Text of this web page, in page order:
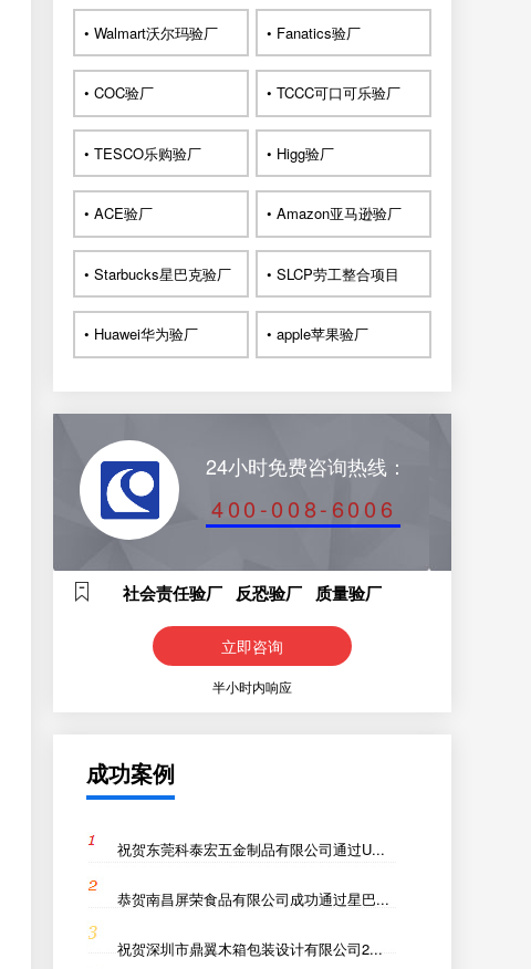
• Walmart沃尔玛验厂 • Fanatics验厂
• COC验厂 • TCCC可口可乐验厂
• TESCO乐购验厂 • Higg验厂
• ACE验厂 • Amazon亚马逊验厂
• Starbucks星巴克验厂 • SLCP劳工整合项目
• Huawei华为验厂 • apple苹果验厂
24小时免费咨询热线：
400-008-6006
社会责任验厂 反恐验厂 质量验厂
立即咨询
半小时内响应
成功案例
祝贺东莞科泰宏五金制品有限公司通过U...
恭贺南昌屏荣食品有限公司成功通过星巴...
祝贺深圳市鼎翼木箱包装设计有限公司2...